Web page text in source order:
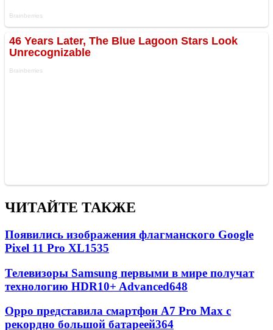
ЧИТАЙТЕ ТАКЖЕ
Появились изображения флагманского Google
Pixel 11 Pro XL1535
Телевизоры Samsung первыми в мире получат
технологию HDR10+ Advanced648
Oppo представила смартфон A7 Pro Max с
рекордно большой батареей364